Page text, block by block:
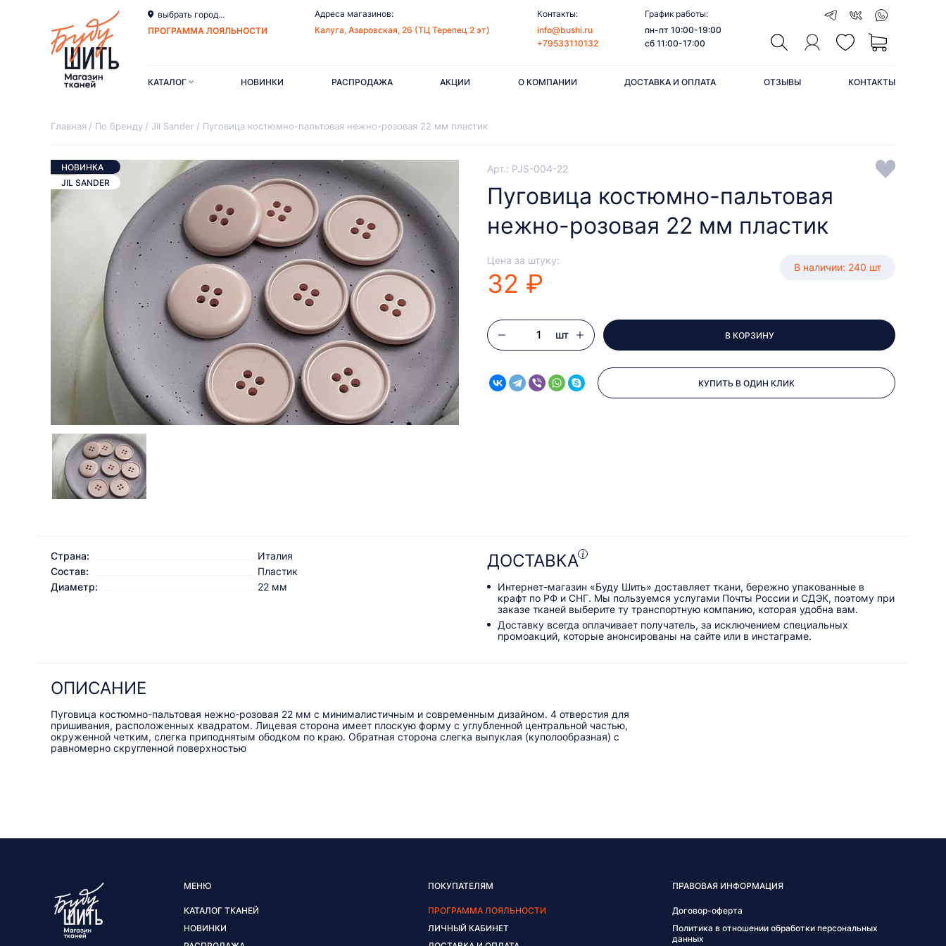
выбрать город...
ПРОГРАММА ЛОЯЛЬНОСТИ
Адреса магазинов:
Калуга, Азаровская, 26 (ТЦ Терепец 2 эт)
Контакты:
info@bushi.ru
+79533110132
График работы:
пн-пт 10:00-19:00
сб 11:00-17:00
КАТАЛОГ НОВИНКИ РАСПРОДАЖА АКЦИИ О КОМПАНИИ ДОСТАВКА И ОПЛАТА ОТЗЫВЫ КОНТАКТЫ
Главная По бренду Jil Sander Пуговица костюмно-пальтовая нежно-розовая 22 мм пластик
Арт.: PJS-004-22
Пуговица костюмно-пальтовая
нежно-розовая 22 мм пластик
Цена за штуку:
32 ₽
В наличии: 240 шт
шт В КОРЗИНУ
КУПИТЬ В ОДИН КЛИК
НОВИНКА
JIL SANDER
Страна:
Италия
Состав:
Пластик
Диаметр:
22 мм
ДОСТАВКА
Интернет-магазин «Буду Шить» доставляет ткани, бережно упакованные в
крафт по РФ и СНГ. Мы пользуемся услугами Почты России и СДЭК, поэтому при
заказе тканей выберите ту транспортную компанию, которая удобна вам.
Доставку всегда оплачивает получатель, за исключением специальных
промоакций, которые анонсированы на сайте или в инстаграме.
ОПИСАНИЕ
Пуговица костюмно-пальтовая нежно-розовая 22 мм с минималистичным и современным дизайном. 4 отверстия для
пришивания, расположенных квадратом. Лицевая сторона имеет плоскую форму с углубленной центральной частью,
окруженной четким, слегка приподнятым ободком по краю. Обратная сторона слегка выпуклая (куполообразная) с
равномерно скругленной поверхностью
МЕНЮ
КАТАЛОГ ТКАНЕЙ
НОВИНКИ
ПОКУПАТЕЛЯМ
ПРОГРАММА ЛОЯЛЬНОСТИ
ЛИЧНЫЙ КАБИНЕТ
ПРАВОВАЯ ИНФОРМАЦИЯ
Договор-оферта
Политика в отношении обработки персональных
данных